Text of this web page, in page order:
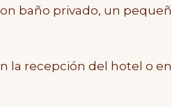
baño privado, un
la recepción del hotel o